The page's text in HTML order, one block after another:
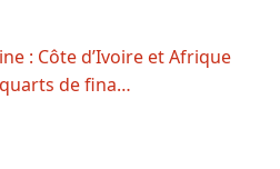
: Côte d’Ivoire et Afrique
de fina…